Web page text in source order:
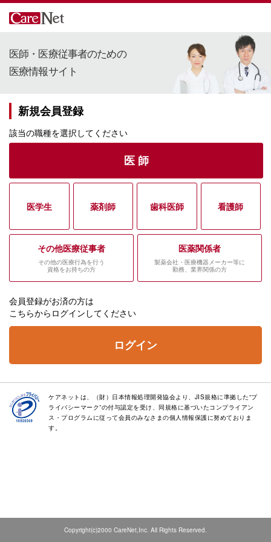
医師・医療従事者のための
医療情報サイト
新規会員登録
該当の職種を選択してください
医 師
医学生 薬剤師 歯科医師 看護師
その他医療従事者
その他の医療行為を行う
資格をお持ちの方
医薬関係者
製薬会社・医療機器メーカー等に
勤務、業界関係の方
会員登録がお済の方は
こちらからログインしてください
ログイン
ケアネットは、（財）日本情報処理開発協会より、JIS規格に準拠した“プ
ライバシーマーク”の付与認定を受け、同規格に基づいたコンプライアン
ス・プログラムに従って会員のみなさまの個人情報保護に努めておりま
す。
Copyright(c)2000 CareNet,Inc. All Rights Reserved.